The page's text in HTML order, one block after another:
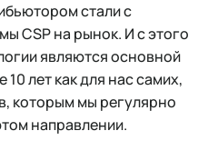
стали с
CSP на рынок. И с этого
являются основной
лет как для нас самих,
которым мы регулярно
направлении.